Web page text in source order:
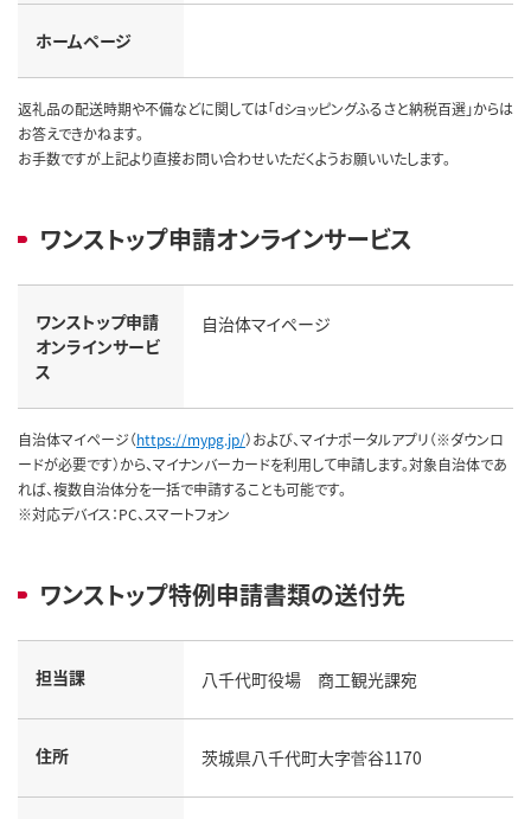
ホームページ
返礼品の配送時期や不備などに関しては「dショッピングふるさと納税百選」からは
お答えできかねます。
お手数ですが上記より直接お問い合わせいただくようお願いいたします。
ワンストップ申請オンラインサービス
ワンストップ申請
オンラインサービ
ス
自治体マイページ
自治体マイページ（https://mypg.jp/）および、マイナポータルアプリ（※ダウンロ
ードが必要です）から、マイナンバーカードを利用して申請します。対象自治体であ
れば、複数自治体分を一括で申請することも可能です。
※対応デバイス：PC、スマートフォン
ワンストップ特例申請書類の送付先
担当課 八千代町役場 商工観光課宛
住所 茨城県八千代町大字菅谷1170